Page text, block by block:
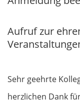
Aufruf zur
Sehr geehrte
herzlichen Dank